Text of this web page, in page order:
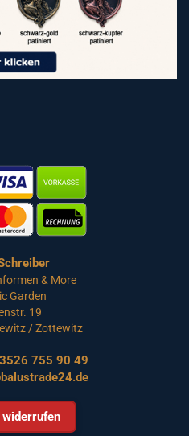
& More
Garden
19
/ Zottewitz
755 90 49